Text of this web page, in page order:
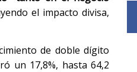
el impacto divisa,
de doble dígito
un 17,8%, hasta 64,2